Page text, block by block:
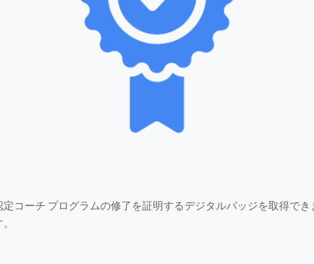
定コーチ プログラムの修了を証明するデジタルバッジを取得でき